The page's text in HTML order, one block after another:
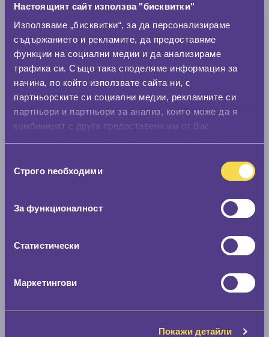
Настоящият сайт използва "бисквитки"
Използваме „бисквитки“, за да персонализираме
съдържанието и рекламите, да предоставяме
функции на социални медии и да анализираме
трафика си. Също така споделяме информация за
начина, по който използвате сайта ни, с
партньорските си социални медии, рекламните си
партньори и партньори за анализ, които може да я
комбинират с друга предоставена им от Вас
наСтрого nеобходими
За функционалност
Статистически
Маркетингови
Покажи детайли
Нов размер